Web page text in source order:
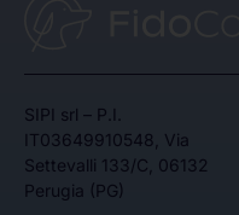
SIPI srl – P.I.
IT03649910548, Via
Settevalli 133/C, 06132
Perugia (PG)